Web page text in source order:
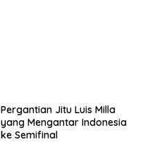
Pergantian Jitu Luis Milla
yang Mengantar Indonesia
ke Semifinal